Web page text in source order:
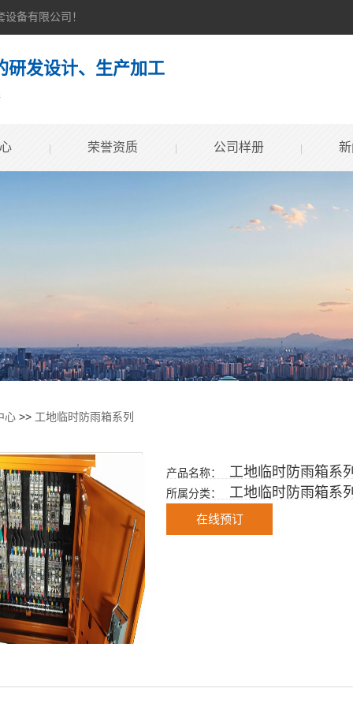
备有限公司！
研发设计、生产加工
荣誉资质 公司样册
心 >> 工地临时防雨箱系列
产品名称： 工地临时防雨箱系
所属分类： 工地临时防雨箱系
在线预订